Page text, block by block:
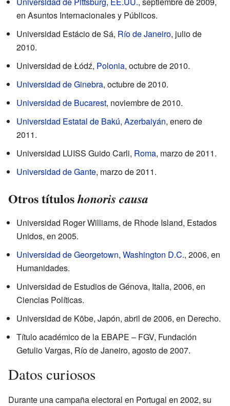
en Asuntos Internacionales y Públicos.
Universidad Estácio de Sá, Río de Janeiro, julio de
2010.
Universidad de Łódź, Polonia, octubre de 2010.
Universidad de Ginebra, octubre de 2010.
Universidad de Bucarest, noviembre de 2010.
Universidad Estatal de Bakú, Azerbaiyán, enero de
2011.
Universidad LUISS Guido Carli, Roma, marzo de 2011.
Universidad de Gante, marzo de 2011.
Otros títuloshonoris causa
Universidad Roger Williams, de Rhode Island, Estados
Unidos, en 2005.
Universidad de Georgetown, Washington D.C., 2006, en
Humanidades.
Universidad de Estudios de Génova, Italia, 2006, en
Ciencias Políticas.
Universidad de Kōbe, Japón, abril de 2006, en Derecho.
Título académico de la EBAPE – FGV, Fundación
Getulio Vargas, Río de Janeiro, agosto de 2007.
Datos curiosos
Durante una campaña electoral en Portugal en 2002, su